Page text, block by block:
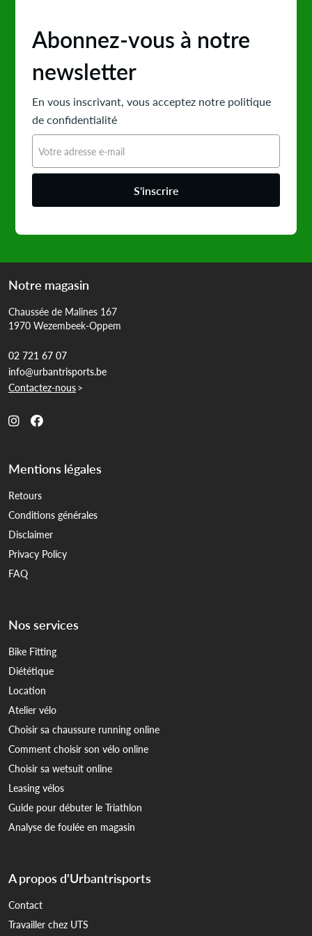
Abonnez-vous à notre
newsletter
En vous inscrivant, vous acceptez notre politique
de confidentialité
S'inscrire
Notre magasin
Chaussée de Malines 167
1970 Wezembeek-Oppem
02 721 67 07
info@urbantrisports.be
Contactez-nous>
Mentions légales
Retours
Conditions générales
Disclaimer
Privacy Policy
FAQ
Nos services
Bike Fitting
Diététique
Location
Atelier vélo
Choisir sa chaussure running online
Comment choisir son vélo online
Choisir sa wetsuit online
Leasing vélos
Guide pour débuter le Triathlon
Analyse de foulée en magasin
A propos d'Urbantrisports
Contact
Travailler chez UTS